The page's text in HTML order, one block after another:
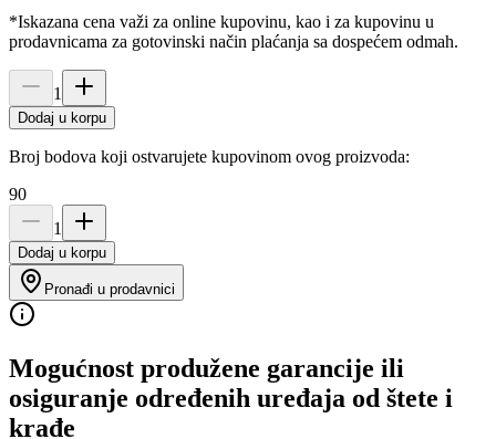
*Iskazana cena važi za online kupovinu, kao i za kupovinu u
prodavnicama za gotovinski način plaćanja sa dospećem odmah.
1
Dodaj u korpu
Broj bodova koji ostvarujete kupovinom ovog proizvoda:
90
1
Dodaj u korpu
Pronađi u prodavnici
Mogućnost produžene garancije ili
osiguranje određenih uređaja od štete i
krađe